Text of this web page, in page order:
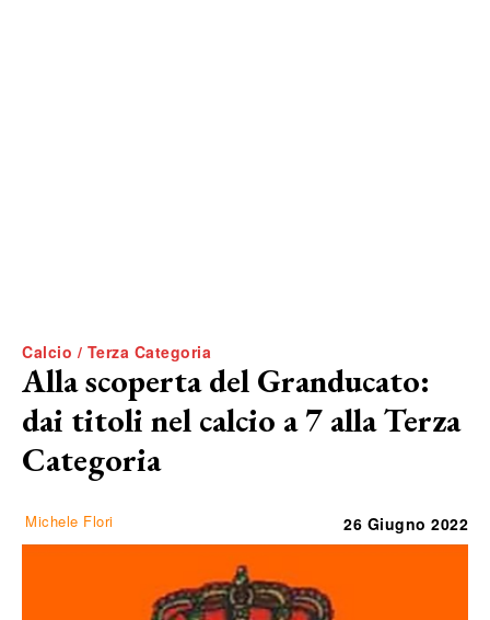
Calcio / Terza Categoria
Alla scoperta del Granducato:
dai titoli nel calcio a 7 alla Terza
Categoria
Michele Flori 26 Giugno 2022